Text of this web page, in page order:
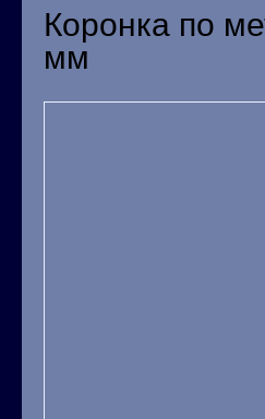
Коронка по
мм